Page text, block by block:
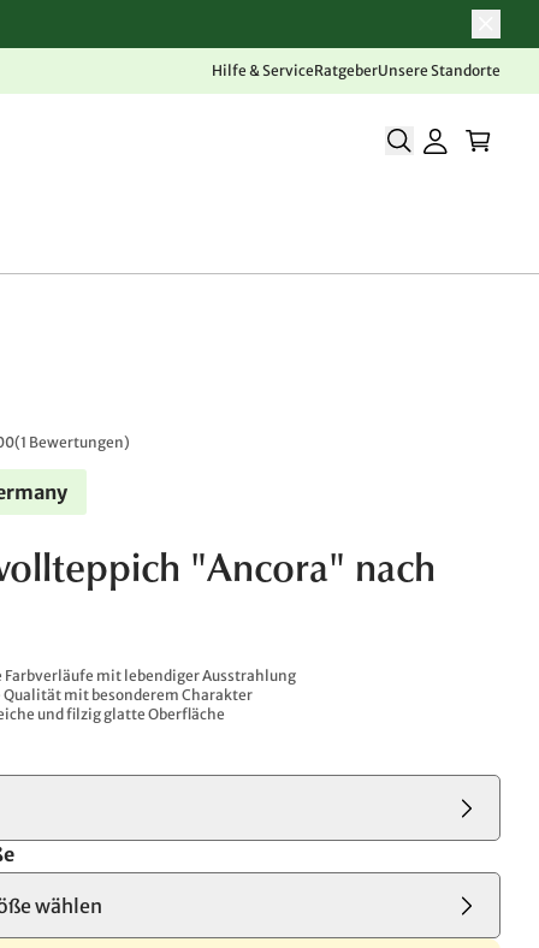
Hilfe & ServiceRatgeberUnsere Standorte
(1 Bewertungen)
"Ancora" nach
Farbverläufe mit lebendiger Ausstrahlung
Qualität mit besonderem Charakter
und filzig glatte Oberfläche
wählen